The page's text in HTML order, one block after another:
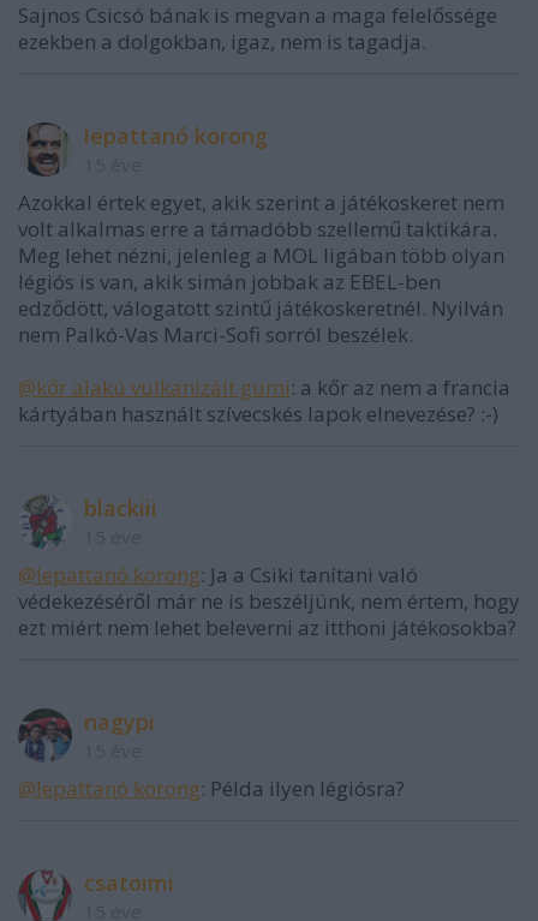
Sajnos Csicsó bának is megvan a maga felelőssége
ezekben a dolgokban, igaz, nem is tagadja.
lepattanó korong
Azokkal értek egyet, akik szerint a játékoskeret nem
volt alkalmas erre a támadóbb szellemű taktikára.
Meg lehet nézni, jelenleg a MOL ligában több olyan
légiós is van, akik simán jobbak az EBEL-ben
edződött, válogatott szintű játékoskeretnél. Nyilván
nem Palkó-Vas Marci-Sofi sorról beszélek.
@kőr alakú vulkanizált gumi: a kőr az nem a francia
kártyában használt szívecskés lapok elnevezése? :-)
blackiii
@lepattanó korong: Ja a Csiki tanítani való
védekezéséről már ne is beszéljünk, nem értem, hogy
ezt miért nem lehet beleverni az itthoni játékosokba?
nagypi
@lepattanó korong: Példa ilyen légiósra?
csatoimi